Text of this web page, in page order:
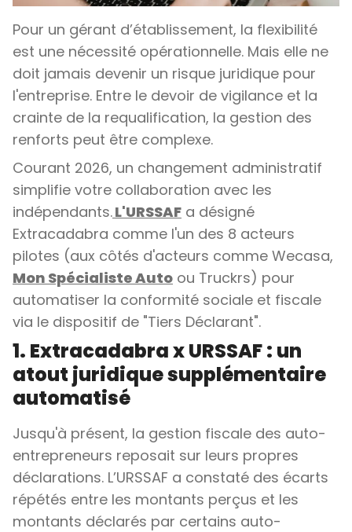
Pour un gérant d’établissement, la flexibilité
est une nécessité opérationnelle. Mais elle ne
doit jamais devenir un risque juridique pour
l'entreprise. Entre le devoir de vigilance et la
crainte de la requalification, la gestion des
renforts peut être complexe.
Courant 2026, un changement administratif
simplifie votre collaboration avec les
indépendants.L'URSSAF a désigné
Extracadabra comme l'un des 8 acteurs
pilotes (aux côtés d'acteurs comme Wecasa,
Mon Spécialiste Auto ou Truckrs) pour
automatiser la conformité sociale et fiscale
via le dispositif de "Tiers Déclarant".
1. Extracadabra x URSSAF : un
atout juridique supplémentaire
automatisé
Jusqu'à présent, la gestion fiscale des auto-
entrepreneurs reposait sur leurs propres
déclarations. L’URSSAF a constaté des écarts
répétés entre les montants perçus et les
montants déclarés par certains auto-